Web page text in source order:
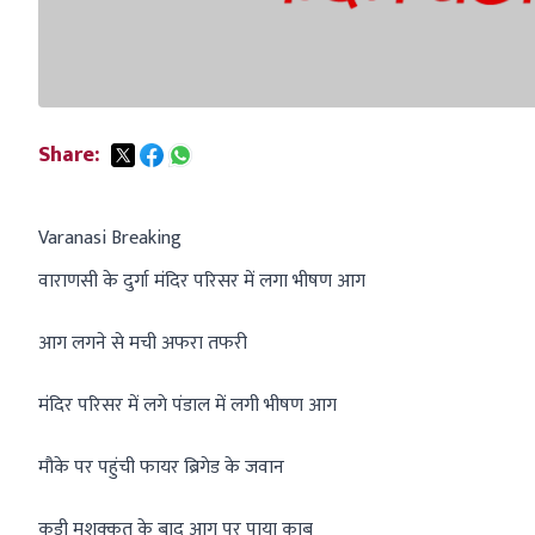
Share:
Varanasi Breaking
वाराणसी के दुर्गा मंदिर परिसर में लगा भीषण आग
आग लगने से मची अफरा तफरी
मंदिर परिसर में लगे पंडाल में लगी भीषण आग
मौके पर पहुंची फायर ब्रिगेड के जवान